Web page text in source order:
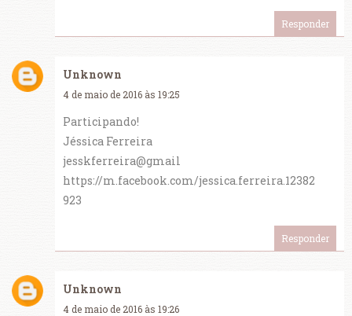
Responder
Unknown
4 de maio de 2016 às 19:25
Participando!
Jéssica Ferreira
jesskferreira@gmail
https://m.facebook.com/jessica.ferreira.12382
923
Responder
Unknown
4 de maio de 2016 às 19:26